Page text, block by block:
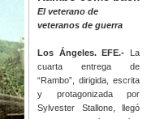
El veterano de
veteranos de guerra
Los Ángeles. EFE.- La
cuarta entrega de
“Rambo”, dirigida, escrita
y protagonizada por
Sylvester Stallone, llegó